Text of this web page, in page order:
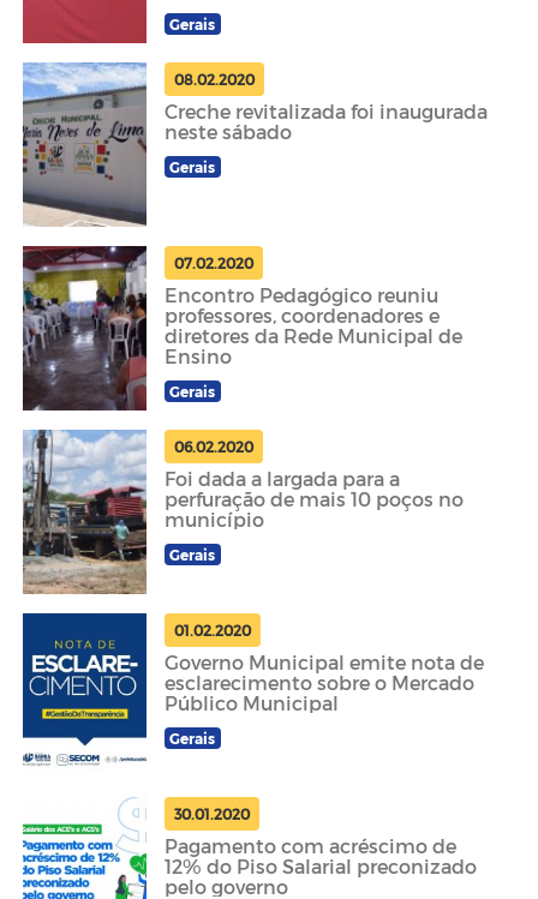
Gerais
08.02.2020
Creche revitalizada foi inaugurada
neste sábado
Gerais
07.02.2020
Encontro Pedagógico reuniu
professores, coordenadores e
diretores da Rede Municipal de
Ensino
Gerais
06.02.2020
Foi dada a largada para a
perfuração de mais 10 poços no
município
Gerais
01.02.2020
Governo Municipal emite nota de
esclarecimento sobre o Mercado
Público Municipal
Gerais
30.01.2020
Pagamento com acréscimo de
12% do Piso Salarial preconizado
pelo governo